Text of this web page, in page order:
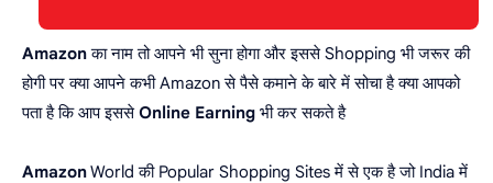
Amazonका नाम तो आपने भी सुना होगा और इससे Shopping भी जरूर की
होगी पर क्या आपने कभी Amazon से पैसे कमाने के बारे में सोचा है क्या आपको
पता है कि आप इससेOnline Earning भी कर सकते है
AmazonWorld की Popular Shopping Sites में से एक है जो India में